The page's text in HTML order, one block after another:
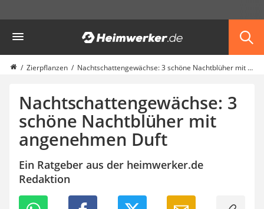
Garten
Akku-Laubsauger
Faltpavillon
Schlauchtrommel
Solar-Lichterkette außen
Teleskopleiter
Ameisengift
Pavillon
Sichtschutzstreifen
Akku-Laubbläser
Koifutter
Zierpflanzen Nachtschattengewächse: 3 schöne Nachtblüher mit angenehmen Duft
Nachtschattengewächse: 3
schöne Nachtblüher mit
angenehmen Duft
Ein Ratgeber aus der heimwerker.de
Redaktion